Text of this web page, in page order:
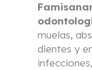
muelas,
dientes y